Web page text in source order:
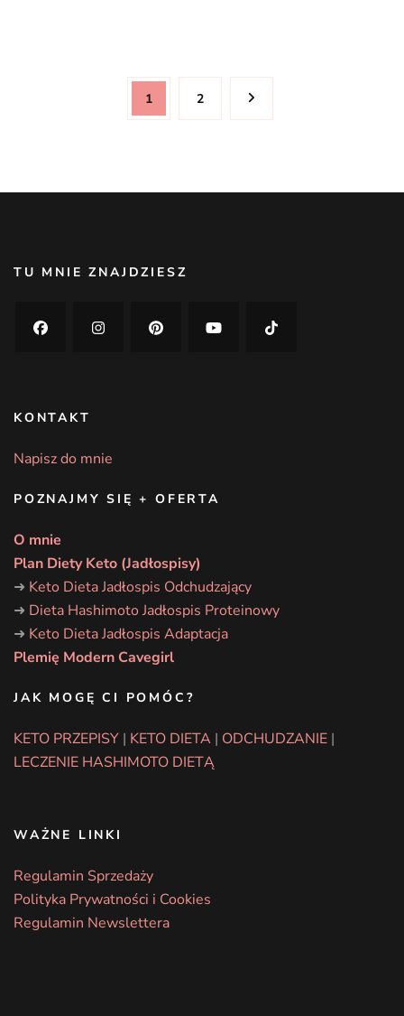
StronicowaniePage
1 Page
2
TU MNIE ZNAJDZIESZ
KONTAKT
Napisz do mnie
POZNAJMY SIĘ + OFERTA
O mnie
Plan Diety Keto (Jadłospisy)
➜ Keto Dieta Jadłospis Odchudzający
➜ Dieta Hashimoto Jadłospis Proteinowy
➜ Keto Dieta Jadłospis Adaptacja
Plemię Modern Cavegirl
JAK MOGĘ CI POMÓC?
KETO PRZEPISY | KETO DIETA | ODCHUDZANIE |
LECZENIE HASHIMOTO DIETĄ
WAŻNE LINKI
Regulamin Sprzedaży
Polityka Prywatności i Cookies
Regulamin Newslettera